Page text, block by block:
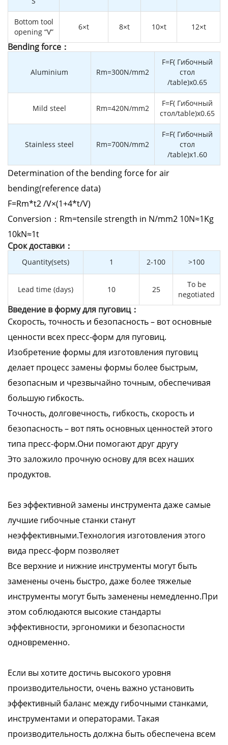
Bottom tool
opening “V”
6×t 8×t 10×t 12×t
Bending force：
Aluminium Rm=300N/mm2
F=F( Гибочный
стол
/table)x0.65
Mild steel Rm=420N/mm2
F=F( Гибочный
стол/table)x0.65
Stainless steel Rm=700N/mm2
F=F( Гибочный
стол
/table)x1.60
Determination of the bending force for air
bending(reference data)
F=Rm*t2 /V×(1+4*t/V)
Conversion：Rm=tensile strength in N/mm2 10N≈1Kg
10kN≈1t
Cрок доставки：
Quantity(sets) 1 2-100 >100
Lead time (days) 10 25
To be
negotiated
Введение в форму для пуговиц：
Скорость, точность и безопасность – вот основные
ценности всех пресс-форм для пуговиц.
Изобретение формы для изготовления пуговиц
делает процесс замены формы более быстрым,
безопасным и чрезвычайно точным, обеспечивая
большую гибкость.
Точность, долговечность, гибкость, скорость и
безопасность – вот пять основных ценностей этого
типа пресс-форм.Они помогают друг другу
Это заложило прочную основу для всех наших
продуктов.
Без эффективной замены инструмента даже самые
лучшие гибочные станки станут
неэффективными.Технология изготовления этого
вида пресс-форм позволяет
Все верхние и нижние инструменты могут быть
заменены очень быстро, даже более тяжелые
инструменты могут быть заменены немедленно.При
этом соблюдаются высокие стандарты
эффективности, эргономики и безопасности
одновременно.
Если вы хотите достичь высокого уровня
производительности, очень важно установить
эффективный баланс между гибочными станками,
инструментами и операторами. Такая
производительность должна быть обеспечена всем